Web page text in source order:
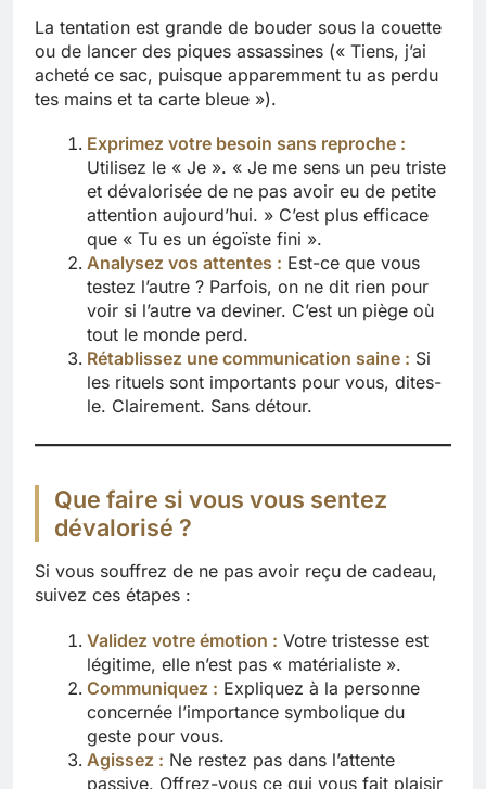
La tentation est grande de bouder sous la couette
ou de lancer des piques assassines (« Tiens, j’ai
acheté ce sac, puisque apparemment tu as perdu
tes mains et ta carte bleue »).
Exprimez votre besoin sans reproche :
Utilisez le « Je ». « Je me sens un peu triste
et dévalorisée de ne pas avoir eu de petite
attention aujourd’hui. » C’est plus efficace
que « Tu es un égoïste fini ».
Analysez vos attentes : Est-ce que vous
testez l’autre ? Parfois, on ne dit rien pour
voir si l’autre va deviner. C’est un piège où
tout le monde perd.
Rétablissez une communication saine : Si
les rituels sont importants pour vous, dites-
le. Clairement. Sans détour.
Que faire si vous vous sentez
dévalorisé ?
Si vous souffrez de ne pas avoir reçu de cadeau,
suivez ces étapes :
Validez votre émotion : Votre tristesse est
légitime, elle n’est pas « matérialiste ».
Communiquez : Expliquez à la personne
concernée l’importance symbolique du
geste pour vous.
Agissez : Ne restez pas dans l’attente
passive. Offrez-vous ce qui vous fait plaisir